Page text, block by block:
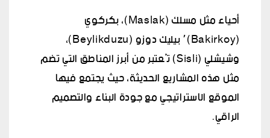
أحياء مثل مسلك (Maslak)، بكركوي
(Bakirkoy)٬ بيليك دوزو (Beylikduzu)،
وشيشلي (Sisli) تُعتبر من أبرز المناطق التي تضم
مثل هذه المشاريع الحديثة، حيث يجتمع فيها
الموقع الاستراتيجي مع جودة البناء والتصميم
الراقي.